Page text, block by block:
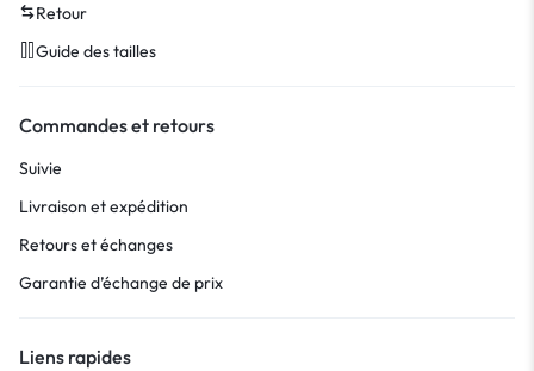
Retour
Guide des tailles
Commandes et retours
Suivie
Livraison et expédition
Retours et échanges
Garantie d’échange de prix
Liens rapides